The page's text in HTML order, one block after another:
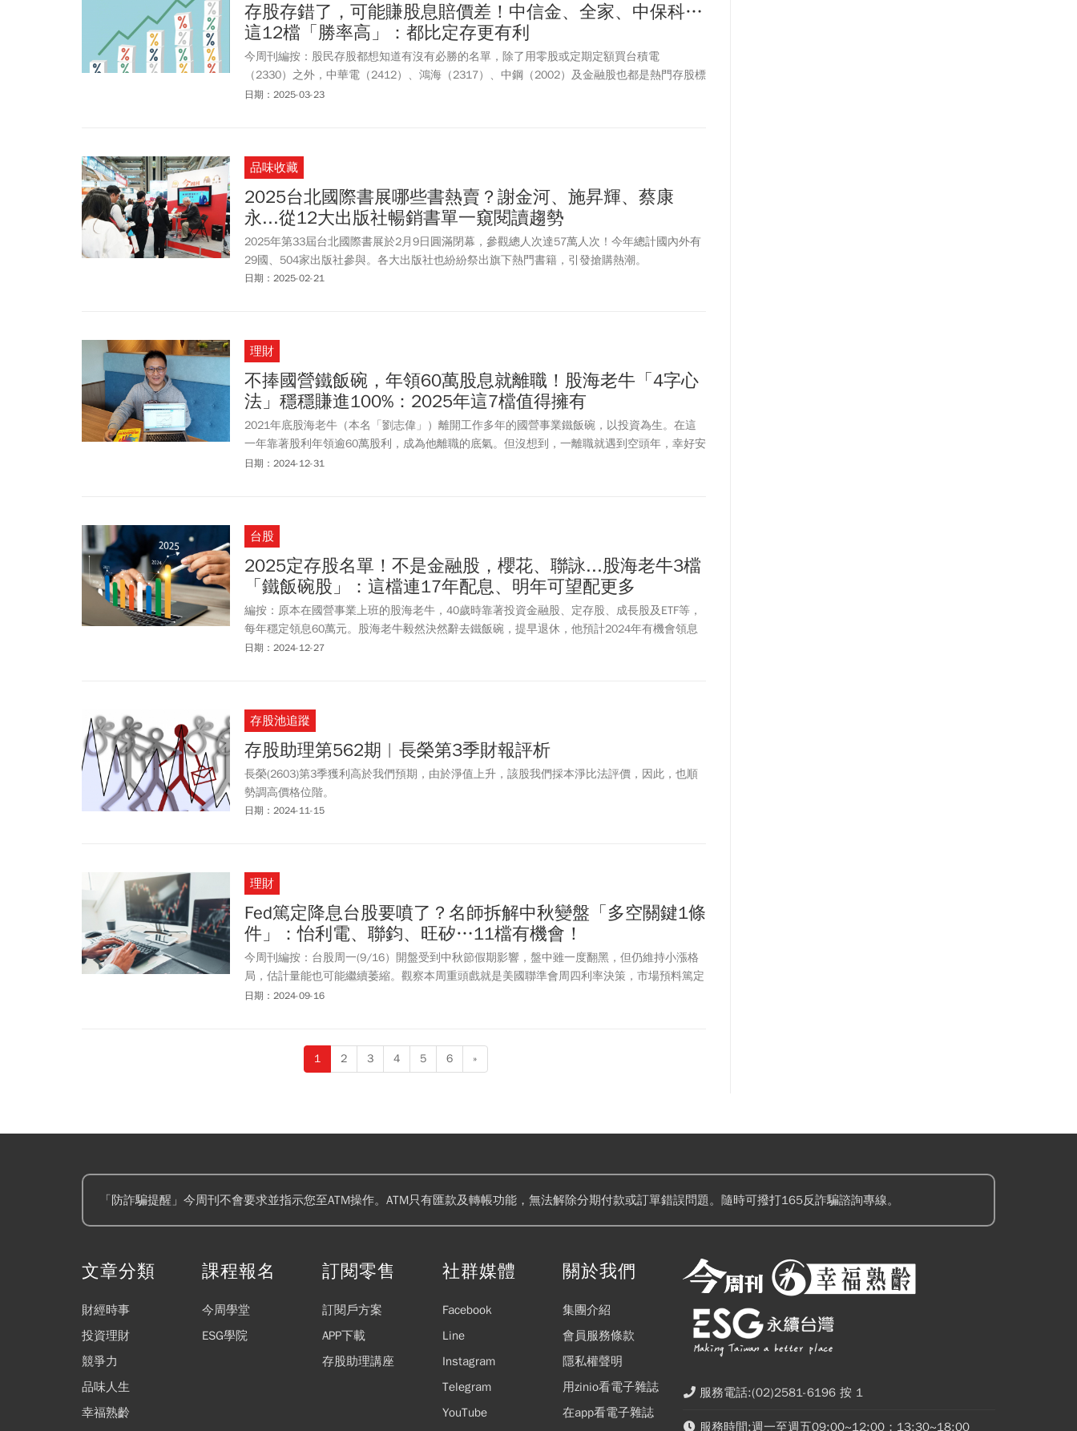
存股存錯了，可能賺股息賠價差！中信金、全家、中保科…
這12檔「勝率高」：都比定存更有利
今周刊編按：股民存股都想知道有沒有必勝的名單，除了用零股或定期定額買台積電
（2330）之外，中華電（2412）、鴻海（2317）、中鋼（2002）及金融股也都是熱門存股標
的。存股達人表示，存股最愛的金融股中最看好中信金（2891），其旗下有銀行、壽險，無
日期：2025-03-23
品味收藏
2025台北國際書展哪些書熱賣？謝金河、施昇輝、蔡康
永...從12大出版社暢銷書單一窺閱讀趨勢
2025年第33屆台北國際書展於2月9日圓滿閉幕，參觀總人次達57萬人次！今年總計國內外有
29國、504家出版社參與。各大出版社也紛紛祭出旗下熱門書籍，引發搶購熱潮。
日期：2025-02-21
理財
不捧國營鐵飯碗，年領60萬股息就離職！股海老牛「4字心
法」穩穩賺進100%：2025年這7檔值得擁有
2021年底股海老牛（本名「劉志偉」）離開工作多年的國營事業鐵飯碗，以投資為生。在這
一年靠著股利年領逾60萬股利，成為他離職的底氣。但沒想到，一離職就遇到空頭年，幸好安
穩的領股利，讓他安然度過這一年。他說：「當股市下跌時，買什麼股票都是賠錢，不會變的
日期：2024-12-31
台股
2025定存股名單！不是金融股，櫻花、聯詠...股海老牛3檔
「鐵飯碗股」：這檔連17年配息、明年可望配更多
編按：原本在國營事業上班的股海老牛，40歲時靠著投資金融股、定存股、成長股及ETF等，
每年穩定領息60萬元。股海老牛毅然決然辭去鐵飯碗，提早退休，他預計2024年有機會領息
70萬元，相當於月領近6萬元薪水。
日期：2024-12-27
存股池追蹤
存股助理第562期︱長榮第3季財報評析
長榮(2603)第3季獲利高於我們預期，由於淨值上升，該股我們採本淨比法評價，因此，也順
勢調高價格位階。
日期：2024-11-15
理財
Fed篤定降息台股要噴了？名師拆解中秋變盤「多空關鍵1條
件」：怡利電、聯鈞、旺矽…11檔有機會！
今周刊編按：台股周一(9/16）開盤受到中秋節假期影響，盤中雖一度翻黑，但仍維持小漲格
局，估計量能也可能繼續萎縮。觀察本周重頭戲就是美國聯準會周四利率決策，市場預料篤定
降息，FedWatch顯示降息2碼機率大增至近6成、降1碼機率減至約4成。分析師表示，可以把
日期：2024-09-16
1 2 3 4 5 6 »
「防詐騙提醒」今周刊不會要求並指示您至ATM操作。ATM只有匯款及轉帳功能，無法解除分期付款或訂單錯誤問題。隨時可撥打165反詐騙諮詢專線。
文章分類
財經時事
投資理財
競爭力
品味人生
幸福熟齡
課程報名
今周學堂
ESG學院
訂閱零售
訂閱戶方案
APP下載
存股助理講座
社群媒體
Facebook
Line
Instagram
Telegram
YouTube
關於我們
集團介紹
會員服務條款
隱私權聲明
用zinio看電子雜誌
在app看電子雜誌
服務電話:(02)2581-6196 按 1
服務時間:週一至週五09:00~12:00；13:30~18:00